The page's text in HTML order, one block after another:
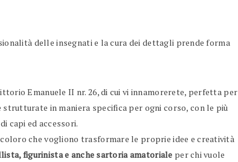
delle insegnati e la cura dei dettagli prende forma
Emanuele II nr. 26, di cui vi innamorerete, perfetta per
in maniera specifica per ogni corso, con le più
capi ed accessori.
che vogliono trasformare le proprie idee e creatività
figurinista e anche sartoria amatoriale per chi vuole